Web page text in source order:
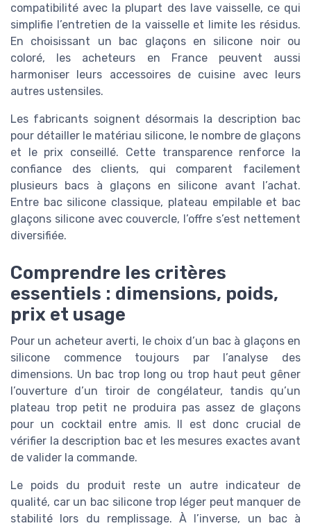
compatibilité avec la plupart des lave vaisselle, ce qui
simplifie l’entretien de la vaisselle et limite les résidus.
En choisissant un bac glaçons en silicone noir ou
coloré, les acheteurs en France peuvent aussi
harmoniser leurs accessoires de cuisine avec leurs
autres ustensiles.
Les fabricants soignent désormais la description bac
pour détailler le matériau silicone, le nombre de glaçons
et le prix conseillé. Cette transparence renforce la
confiance des clients, qui comparent facilement
plusieurs bacs à glaçons en silicone avant l’achat.
Entre bac silicone classique, plateau empilable et bac
glaçons silicone avec couvercle, l’offre s’est nettement
diversifiée.
Comprendre les critères
essentiels : dimensions, poids,
prix et usage
Pour un acheteur averti, le choix d’un bac à glaçons en
silicone commence toujours par l’analyse des
dimensions. Un bac trop long ou trop haut peut gêner
l’ouverture d’un tiroir de congélateur, tandis qu’un
plateau trop petit ne produira pas assez de glaçons
pour un cocktail entre amis. Il est donc crucial de
vérifier la description bac et les mesures exactes avant
de valider la commande.
Le poids du produit reste un autre indicateur de
qualité, car un bac silicone trop léger peut manquer de
stabilité lors du remplissage. À l’inverse, un bac à